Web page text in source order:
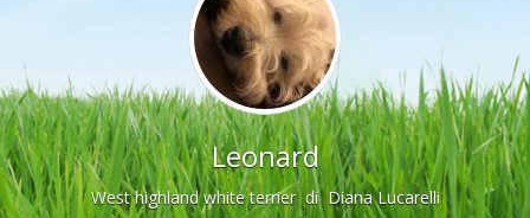
Leonard
West highland white terrierdiDiana Lucarelli